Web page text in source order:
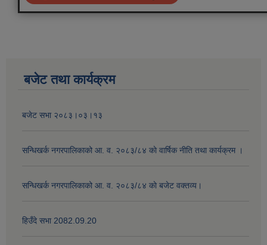
बजेट तथा कार्यक्रम
बजेट सभा २०८३।०३।१३
सन्धिखर्क नगरपालिकाको आ. व. २०८३/८४ काे वार्षिक नीति तथा कार्यक्रम ।
सन्धिखर्क नगरपालिकाको आ. व. २०८३/८४ काे बजेट वक्तव्य।
हिउँदे सभा 2082.09.20